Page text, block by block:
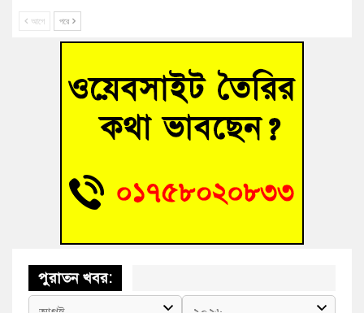
বাঁশের খুঁটিতে ভর করে টিকে আছে সেতু
জুলাই গণঅভ্যুত্থান দিবসে কুমিল্লায় শ্রদ্ধা, র‍্যালি ও সংবর্ধনা
তনু হত্যা মামলায় গ্রেফতার সাবেক সেনা সদস্য হাফিজুর রহমান
হাইকোর্টের জামিনে মুক্ত
আহত শিক্ষার্থীদের দেখতে গিয়ে মেডিকেলের ক্যান্টিনে অবরুদ্ধ জবি
আগে পরে
পুরাতন খবর: